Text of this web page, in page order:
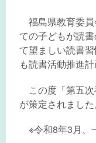
福島県教育委
ての子どもが読
て望ましい読書
も読書活動推進
この度「第五次
が策定されました
※令和8年3月、